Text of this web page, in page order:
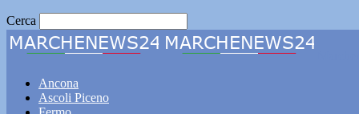
Cerca
Ancona
Ascoli Piceno